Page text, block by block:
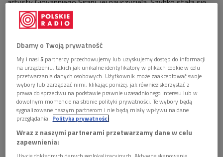
sławna nie tylko w samej Bolonii. Miłośnicy jej talentu
przyjeżdżali z całych Włoch, aby podziwiać ją w studio przy
pracy. Malowała portrety, sceny ewangeliczne (
rodzina) oraz tematy mitologiczne. Jej obrazy były
poszukiwane przez kościół, rodziny królewskie, książęce, np.
malowała dla wielkiego księcia Cosimo III de Medici. W
młodym wieku Sirani otworzyła w Bolonii własną szkołę
malarstwa dla dziewcząt. Sirani była kimś więcej niż tylko
malarką. Interesowała się muzyką i pisała wiersze osnute
malarki.
Dbamy o Twoją prywatność
My i nasi5 partnerzy przechowujemy lub uzyskujemy dostęp do informacji
na urządzeniu, takich jak unikalne identyfikatory w plikach cookie w celu
przetwarzania danych osobowych. Użytkownik może zaakceptować swoje
wybory lub zarządzać nimi, klikając poniżej, jak również skorzystać z
prawa do sprzeciwu na podstawie prawnie uzasadnionego interesu lub w
dowolnym momencie na stronie polityki prywatności. Te wybory będą
sygnalizowane naszym partnerom i nie będą miały wpływu na dane
przeglądania. Polityka prywatności
Wraz z naszymi partnerami przetwarzamy dane w celu
zapewnienia: